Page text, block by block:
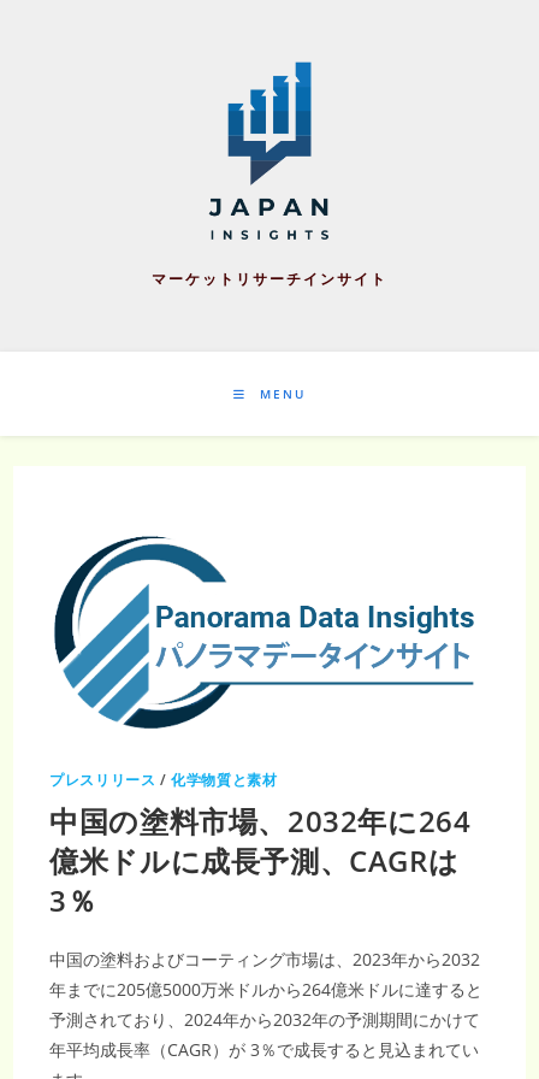
マーケットリサーチインサイト
MENU
プレスリリース /化学物質と素材
中国の塗料市場、2032年に264
億米ドルに成長予測、CAGRは
3％
中国の塗料およびコーティング市場は、2023年から2032
年までに205億5000万米ドルから264億米ドルに達すると
予測されており、2024年から2032年の予測期間にかけて
年平均成長率（CAGR）が 3％で成長すると見込まれてい